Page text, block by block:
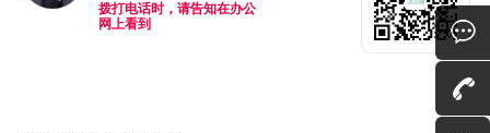
拨打电话时，请告知在办公
网上看到